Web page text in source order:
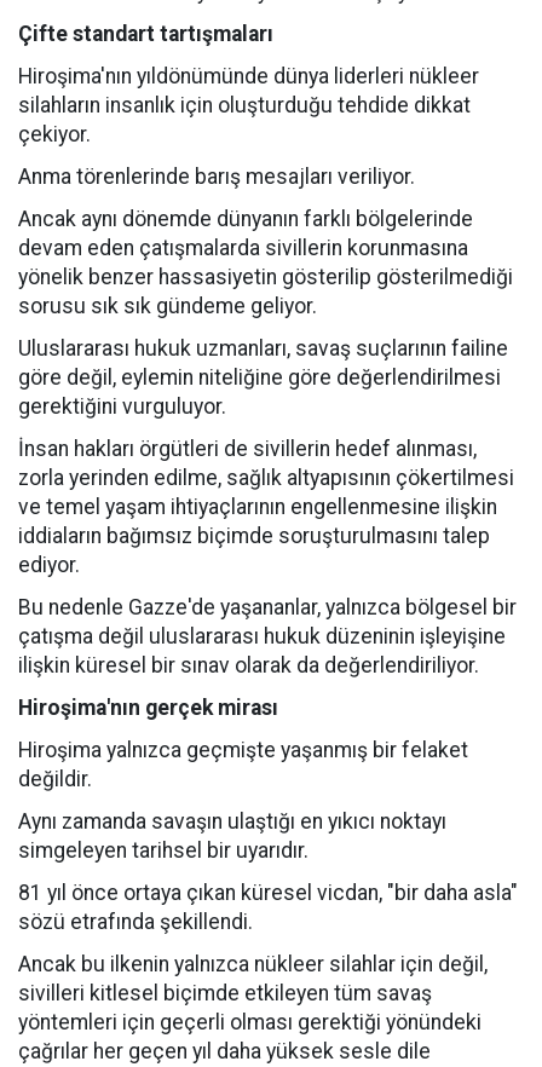
Çifte standart tartışmaları
Hiroşima'nın yıldönümünde dünya liderleri nükleer
silahların insanlık için oluşturduğu tehdide dikkat
çekiyor.
Anma törenlerinde barış mesajları veriliyor.
Ancak aynı dönemde dünyanın farklı bölgelerinde
devam eden çatışmalarda sivillerin korunmasına
yönelik benzer hassasiyetin gösterilip gösterilmediği
sorusu sık sık gündeme geliyor.
Uluslararası hukuk uzmanları, savaş suçlarının failine
göre değil, eylemin niteliğine göre değerlendirilmesi
gerektiğini vurguluyor.
İnsan hakları örgütleri de sivillerin hedef alınması,
zorla yerinden edilme, sağlık altyapısının çökertilmesi
ve temel yaşam ihtiyaçlarının engellenmesine ilişkin
iddiaların bağımsız biçimde soruşturulmasını talep
ediyor.
Bu nedenle Gazze'de yaşananlar, yalnızca bölgesel bir
çatışma değil uluslararası hukuk düzeninin işleyişine
ilişkin küresel bir sınav olarak da değerlendiriliyor.
Hiroşima'nın gerçek mirası
Hiroşima yalnızca geçmişte yaşanmış bir felaket
değildir.
Aynı zamanda savaşın ulaştığı en yıkıcı noktayı
simgeleyen tarihsel bir uyarıdır.
81 yıl önce ortaya çıkan küresel vicdan, "bir daha asla"
sözü etrafında şekillendi.
Ancak bu ilkenin yalnızca nükleer silahlar için değil,
sivilleri kitlesel biçimde etkileyen tüm savaş
yöntemleri için geçerli olması gerektiği yönündeki
çağrılar her geçen yıl daha yüksek sesle dile